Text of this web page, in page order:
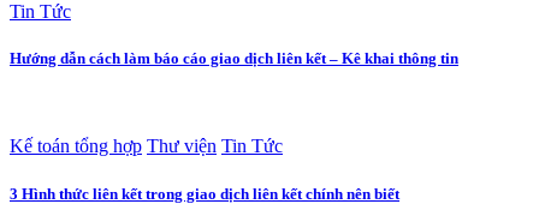
Tin Tức
Hướng dẫn cách làm báo cáo giao dịch liên kết – Kê khai thông tin
Kế toán tổng hợp Thư viện Tin Tức
3 Hình thức liên kết trong giao dịch liên kết chính nên biết